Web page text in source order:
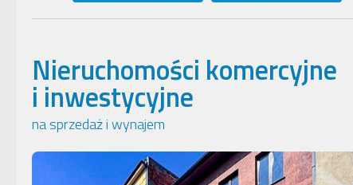
Nieruchomości komercyjne
i inwestycyjne
na sprzedaż i wynajem